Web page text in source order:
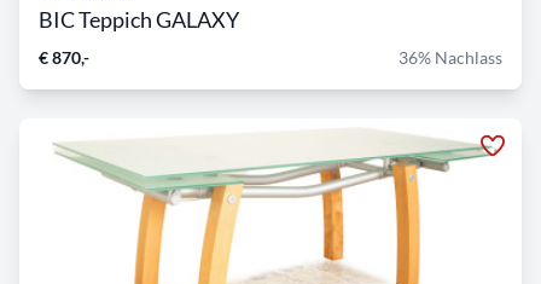
BIC Teppich GALAXY
€ 870,- 36% Nachlass